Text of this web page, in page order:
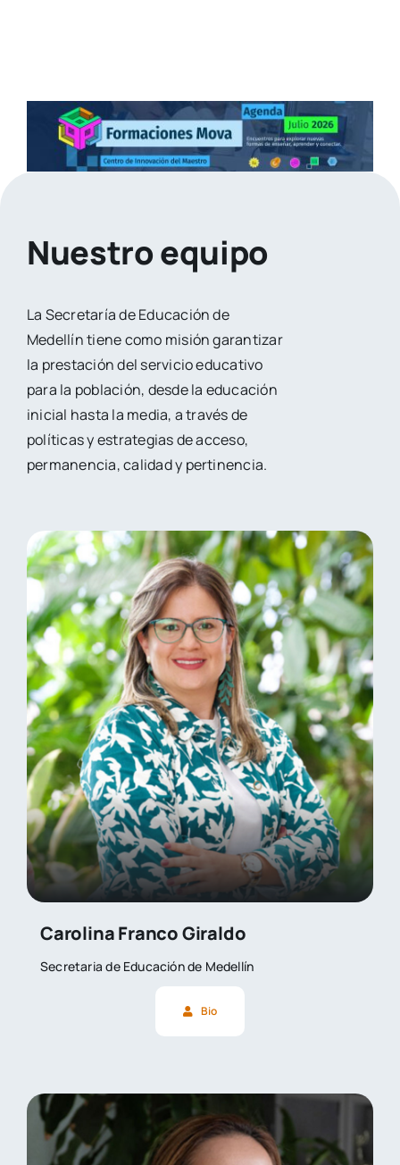
Nuestro equipo
La Secretaría de Educación de
Medellín tiene como misión garantizar
la prestación del servicio educativo
para la población, desde la educación
inicial hasta la media, a través de
políticas y estrategias de acceso,
permanencia, calidad y pertinencia.
Carolina Franco Giraldo
Secretaria de Educación de Medellín
Bio